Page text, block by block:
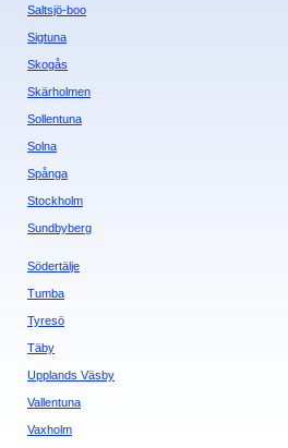
Saltsjö-boo
Sigtuna
Skogås
Skärholmen
Sollentuna
Solna
Spånga
Stockholm
Sundbyberg
Södertälje
Tumba
Tyresö
Täby
Upplands Väsby
Vallentuna
Vaxholm